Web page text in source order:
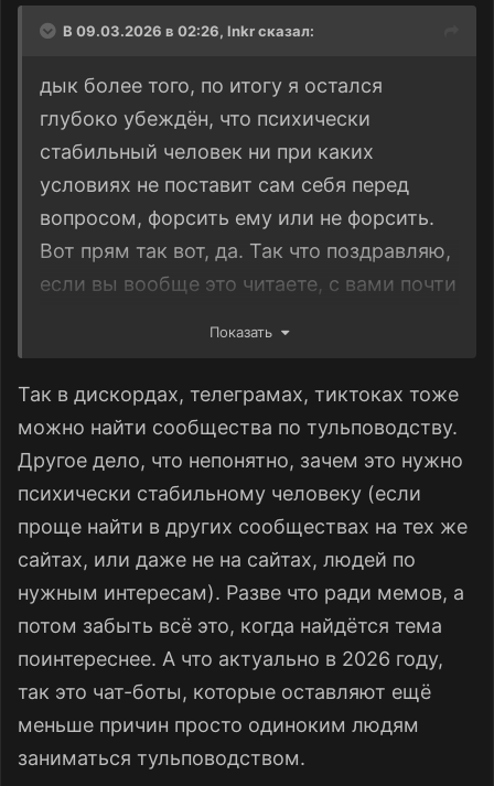
В 09.03.2026 в 02:26, lnkrсказал:
дык более того, по итогу я остался
глубоко убеждён, что психически
стабильный человек ни при каких
условиях не поставит сам себя перед
вопросом, форсить ему или не форсить.
Вот прям так вот, да. Так что поздравляю,
если вы вообще это читаете, с вами почти
почти не имеет шанса оказаться на сайте
форум по мобильным телефонам,
разведению редких поджанров ящериц,
или (не)регулярности месячных.
Показать
Так в дискордах, телеграмах, тиктоках тоже
можно найти сообщества по тульповодству.
Другое дело, что непонятно, зачем это нужно
психически стабильному человеку (если
проще найти в других сообществах на тех же
сайтах, или даже не на сайтах, людей по
нужным интересам). Разве что ради мемов, а
потом забыть всё это, когда найдётся тема
поинтереснее. А что актуально в 2026 году,
так это чат-боты, которые оставляют ещё
меньше причин просто одиноким людям
заниматься тульповодством.